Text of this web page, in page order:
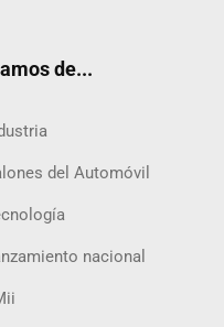
de...
del Automóvil
nacional